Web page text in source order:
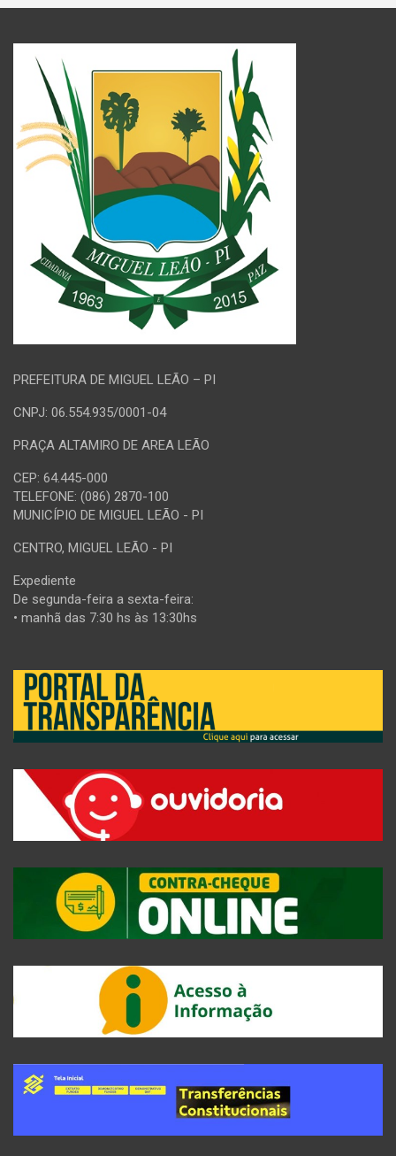
PREFEITURA DE MIGUEL LEÃO – PI
CNPJ: 06.554.935/0001-04
PRAÇA ALTAMIRO DE AREA LEÃO
CEP: 64.445-000
TELEFONE: (086) 2870-100
MUNICÍPIO DE MIGUEL LEÃO - PI
CENTRO, MIGUEL LEÃO - PI
Expediente
De segunda-feira a sexta-feira:
• manhã das 7:30 hs às 13:30hs